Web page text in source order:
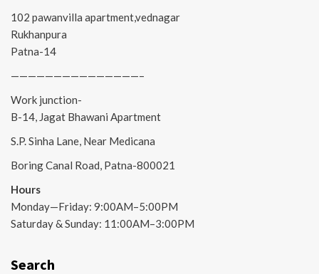
102 pawanvilla apartment,vednagar
Rukhanpura
Patna-14
———————————————–
Work junction-
B-14, Jagat Bhawani Apartment
S.P. Sinha Lane, Near Medicana
Boring Canal Road, Patna-800021
Hours
Monday—Friday: 9:00AM–5:00PM
Saturday & Sunday: 11:00AM–3:00PM
Search